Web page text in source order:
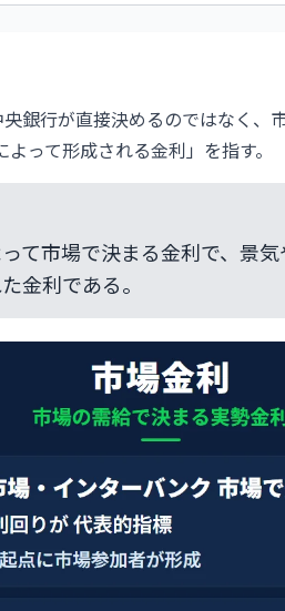
行が直接決めるのではなく、
って形成される金利」を指す。
て市場で決まる金利で、景
金利である。